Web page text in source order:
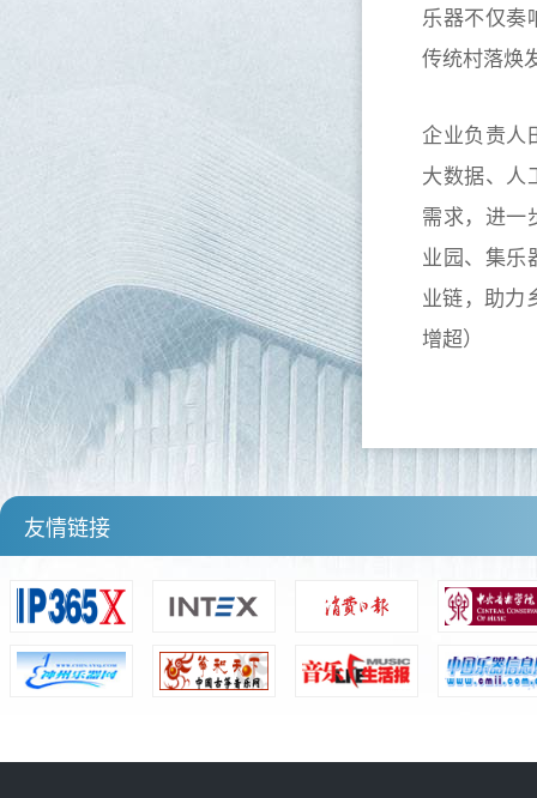
乐器不仅奏
传统村落焕
企业负责人
大数据、人
需求，进一
业园、集乐
业链，助力
增超）
友情链接